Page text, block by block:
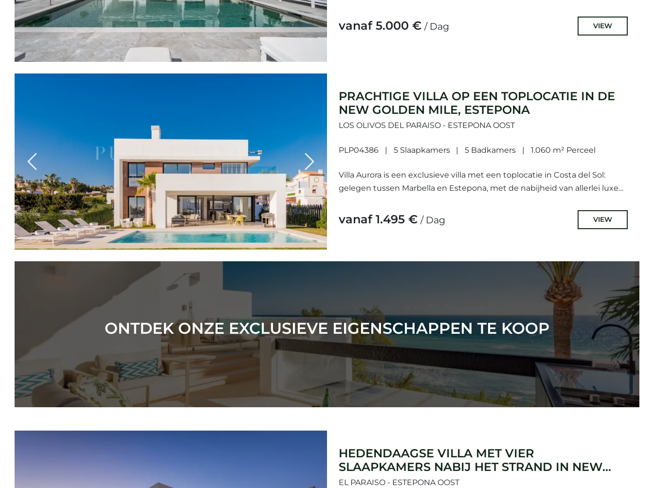
vanaf 5.000 € / Dag VIEW
Previous Next
PRACHTIGE VILLA OP EEN TOPLOCATIE IN DE
NEW GOLDEN MILE, ESTEPONA
LOS OLIVOS DEL PARAISO - ESTEPONA OOST
PLP04386 5 Slaapkamers 5 Badkamers 1.060 m² Perceel
Villa Aurora is een exclusieve villa met een toplocatie in Costa del Sol:
gelegen tussen Marbella en Estepona, met de nabijheid van allerlei luxe
vanaf 1.495 € / Dag VIEW
ONTDEK ONZE EXCLUSIEVE EIGENSCHAPPEN TE KOOP
HEDENDAAGSE VILLA MET VIER
SLAAPKAMERS NABIJ HET STRAND IN NEW
GOLDEN MILE, ESTEPONA
EL PARAISO - ESTEPONA OOST